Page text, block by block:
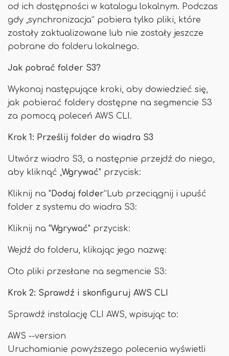
od ich dostępności w katalogu lokalnym. Podczas
gdy „synchronizacja” pobiera tylko pliki, które
zostały zaktualizowane lub nie zostały jeszcze
pobrane do folderu lokalnego.
Jak pobrać folder S3?
Wykonaj następujące kroki, aby dowiedzieć się,
jak pobierać foldery dostępne na segmencie S3
za pomocą poleceń AWS CLI.
Krok 1: Prześlij folder do wiadra S3
Utwórz wiadro S3, a następnie przejdź do niego,
aby kliknąć „Wgrywać" przycisk:
Kliknij na "Dodaj folder”Lub przeciągnij i upuść
folder z systemu do wiadra S3:
Kliknij na "Wgrywać" przycisk:
Wejdź do folderu, klikając jego nazwę:
Oto pliki przesłane na segmencie S3:
Krok 2: Sprawdź i skonfiguruj AWS CLI
Sprawdź instalację CLI AWS, wpisując to:
AWS --version
Uruchamianie powyższego polecenia wyświetli